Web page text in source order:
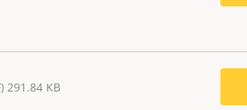
291.84 KB